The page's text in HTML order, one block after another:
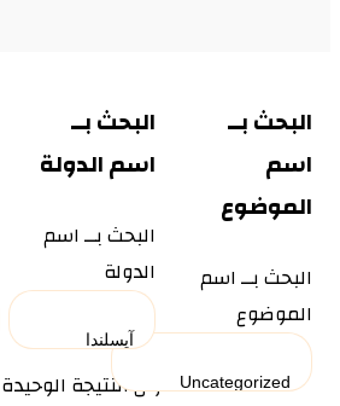
البحث بــ
اسم
الموضوع
البحث بــ اسم
الموضوع
البحث بــ
اسم الدولة
البحث بــ اسم
الدولة
عرض النتيجة الوحيدة